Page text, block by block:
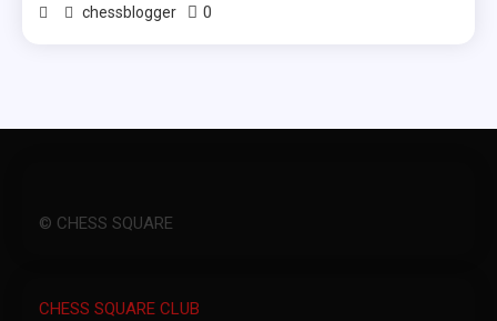
chessblogger 0
© CHESS SQUARE
CHESS SQUARE CLUB